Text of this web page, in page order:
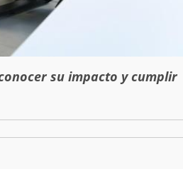
su impacto y cumplir